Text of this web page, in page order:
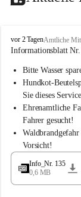
B
u
h
a
d
l
vor 2 TagenAmtliche
Informationsblatt
Bitte Wasser
Hundkot-
Sie dieses
Ehrenamtliche
Fahrer gesucht!
Vorsicht!
Info_Nr. 135
0,6 MB